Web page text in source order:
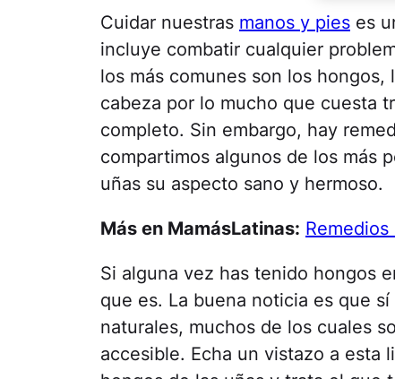
Cuidar nuestras manos y pies es
incluye combatir cualquier
los más comunes son los
cabeza por lo mucho que cuesta
completo. Sin embargo, hay
compartimos algunos de los más
uñas su aspecto sano y hermoso.
Más en MamásLatinas:
Si alguna vez has tenido hongos
que es. La buena noticia es que
naturales, muchos de los cuales
accesible. Echa un vistazo a esta